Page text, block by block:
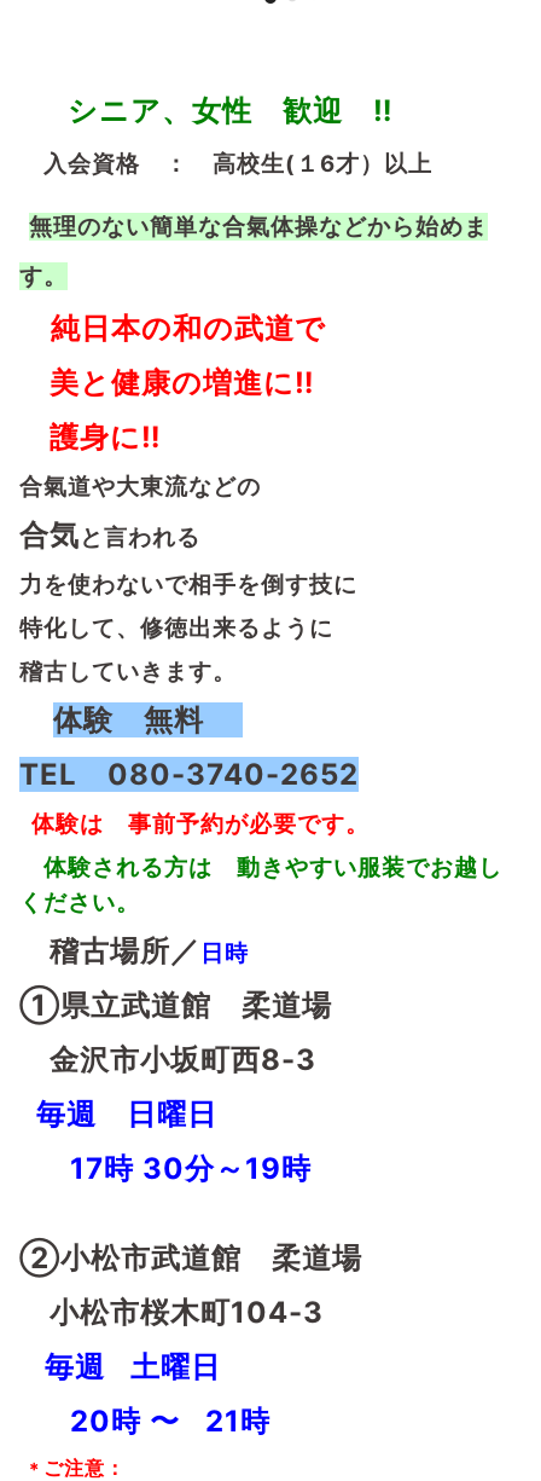
シニア、女性 歓迎 ‼
入会資格 ： 高校生(１6才）以上
無理のない簡単な合氣体操などから始めま
す。
純日本の和の武道で
美と健康の増進に‼
護身に‼
合氣道や大東流などの
合気と言われる
力を使わないで相手を倒す技に
特化して、 修徳出来るように
稽古していきます。
体験 無料
TEL
080-3740-2652
体験は 事前予約が必要です。
体験される方は 動きやすい服装でお越し
ください。
稽古場所／ 日時
①県立武道館 柔道場
金沢市小坂町西8-3
毎週 日曜日
17時 30分～19時
②小松市武道館 柔道場
小松市桜木町104-3
毎週 土曜日
20時 〜 21時
＊ ご注意：